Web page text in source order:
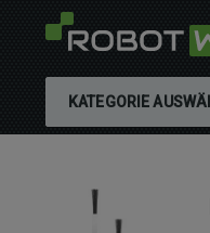
KATEGORIE